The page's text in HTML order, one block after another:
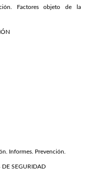
Factores objeto de la
Informes. Prevención.
DE SEGURIDAD